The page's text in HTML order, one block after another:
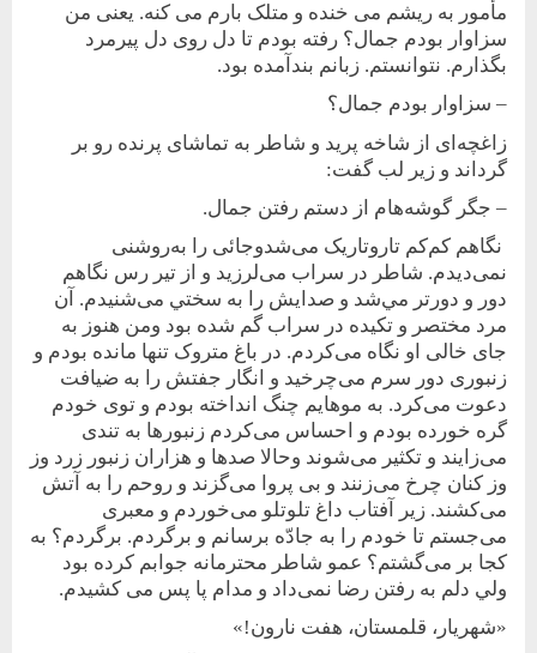
مأمور به ريشم می خنده و متلک بارم می کنه. يعنی من
سزاوار بودم جمال؟ رفته بودم تا دل روی دل پيرمرد
بگذارم. نتوانستم. زبانم بندآمده بود.
– سزاوار بودم جمال؟
زاغچه‌ای از شاخه پريد و شاطر به تماشای پرنده رو بر
گرداند و زير لب گفت:
– جگر گوشه‌هام از دستم رفتن جمال.
نگاهم کم‌‌کم تار‌و‌‌تاريک می‌‌شد‌و‌جائی را به‌روشنی
‌‌نمی‌ديدم. شاطر در سراب می‌لرزيد و از تير رس نگاهم
دور و دورتر مي‌شد و صدايش را به سختي می‌شنيدم. آن
مرد مختصر و تکيده در سراب گم شده بود و‌من هنوز به
جای خالی او نگاه ‌می‌کردم. در باغ متروک تنها مانده بودم و
زنبوری دور سرم می‌چرخيد و انگار جفتش را به ضيافت
دعوت می‌کرد. به مو‌هايم چنگ انداخته بودم و توی خودم
گره خورده بودم و احساس می‌کردم زنبورها به تندی
می‌زايند و تکثير می‌شوند وحالا صدها و هزاران زنبور زرد وز
وز کنان چرخ می‌زنند و بی پروا می‌گزند و روحم را به آتش
می‌کشند. زير آفتاب داغ تلوتلو می‌خوردم و معبری
می‌جستم تا خودم را به جادّه برسانم و برگردم. برگردم؟ به
‌کجا بر می‌گشتم؟ عمو شاطر محترمانه جوابم کرده بود
ولي دلم به رفتن رضا نمی‌داد و مدام پا پس می کشيدم.
«شهريار، قلمستان، هفت نارون!»